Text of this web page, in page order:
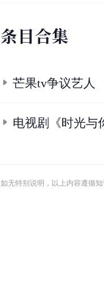
条目合集
芒果tv争议艺人
电视剧《时光与
如无特别说明，以上内容遵循